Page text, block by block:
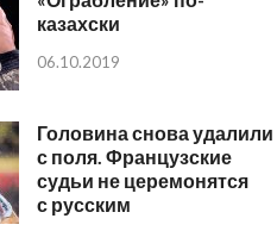
казахски
06.10.2019
Головина снова удалили
с поля. Французские
судьи не церемонятся
с русским